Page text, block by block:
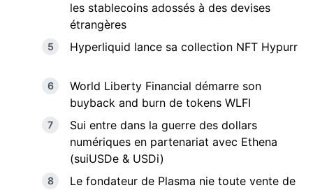
les stablecoins adossés à des devises
étrangères
Hyperliquid lance sa collection NFT Hypurr
World Liberty Financial démarre son
buyback and burn de tokens WLFI
Sui entre dans la guerre des dollars
numériques en partenariat avec Ethena
(suiUSDe & USDi)
Le fondateur de Plasma nie toute vente de